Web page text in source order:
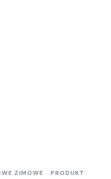
ZIMOWE PRODUKT